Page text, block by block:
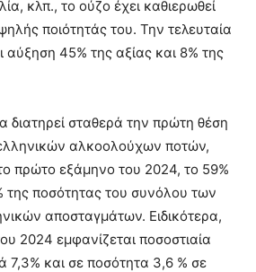
κλπ., το ούζο έχει καθιερωθεί
ποιότητάς του. Την τελευταία
αύξηση 45% της αξίας και 8% της
διατηρεί σταθερά την πρώτη θέση
αλκοολούχων ποτών,
πρώτο εξάμηνο του 2024, το 59%
της ποσότητας του συνόλου των
αποσταγμάτων. Ειδικότερα,
2024 εμφανίζεται ποσοστιαία
7,3% και σε ποσότητα 3,6 % σε